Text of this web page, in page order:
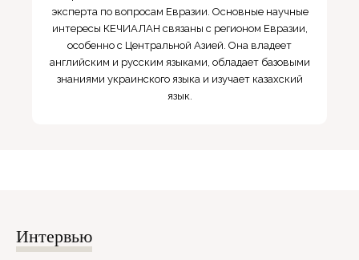
эксперта по вопросам Евразии. Основные научные
интересы КЕЧИАЛАН связаны с регионом Евразии,
особенно с Центральной Азией. Она владеет
английским и русским языками, обладает базовыми
знаниями украинского языка и изучает казахский
язык.
Интервью